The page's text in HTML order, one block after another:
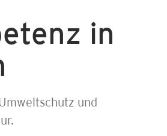
in
und